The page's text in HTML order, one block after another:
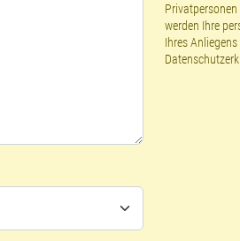
werden Ihre
Ihres